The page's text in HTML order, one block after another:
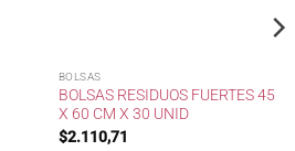
BOLSAS
BOLSAS RESIDUOS FUERTES 45
X 60 CM X 30 UNID
$2.110,71